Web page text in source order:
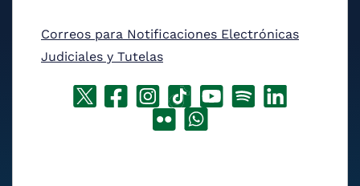
Correos para Notificaciones Electrónicas
Judiciales y Tutelas